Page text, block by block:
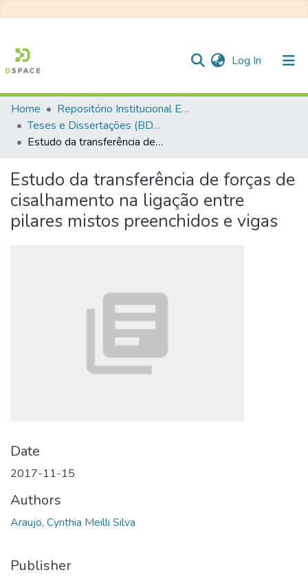
Log In (current)
Communities & Collections
All of DSpace
Statistics
Home
Repositório Institucional EESC
Teses e Dissertações (BDTD USP)
Estudo da transferência de forças de cisalhamento na ligação entre pilares mistos preenchidos e vigas
Estudo da transferência de forças de
cisalhamento na ligação entre
pilares mistos preenchidos e vigas
Date
2017-11-15
Authors
Araujo, Cynthia Meilli Silva
Publisher